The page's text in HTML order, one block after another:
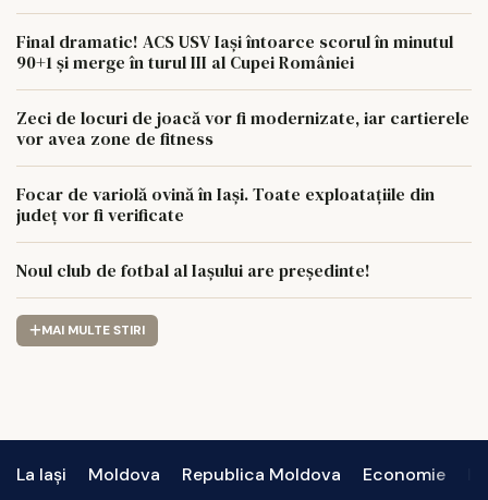
Final dramatic! ACS USV Iași întoarce scorul în minutul
90+1 și merge în turul III al Cupei României
Zeci de locuri de joacă vor fi modernizate, iar cartierele
vor avea zone de fitness
Focar de variolă ovină în Iași. Toate exploatațiile din
județ vor fi verificate
Noul club de fotbal al Iașului are președinte!
MAI MULTE STIRI
La Iași Moldova Republica Moldova Economie